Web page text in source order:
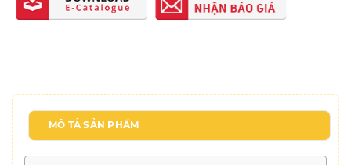
MÔ TẢ SẢN PHẨM